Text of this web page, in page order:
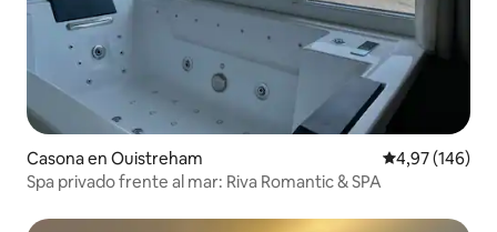
Casona en Ouistreham Calificación
4,97 (146)
Spa privado frente al mar: Riva Romantic & SPA